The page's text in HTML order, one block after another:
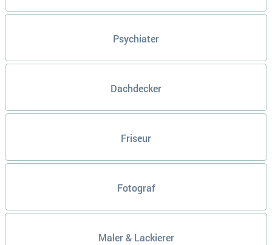
Psychiater
Dachdecker
Friseur
Fotograf
Maler & Lackierer